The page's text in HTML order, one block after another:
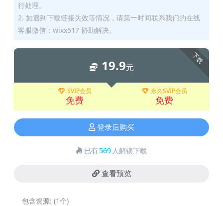
行处理。
2. 如遇到下载链接失效等情况，请第一时间联系我们的在线
客服微信：wixx517 协助解决。
下载
19.9元
SVIP会员
免费
永久SVIP会员
免费
登录后购买
已有569 人解锁下载
查看预览
包含资源: (1个)